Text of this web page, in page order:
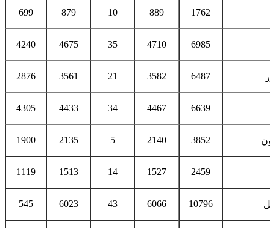
1762
889
10
879
699
6985
4710
35
4675
4240
6487
3582
21
3561
2876
6639
4467
34
4433
4305
3852
2140
5
2135
1900
2459
1527
14
1513
1119
10796
6066
43
6023
545